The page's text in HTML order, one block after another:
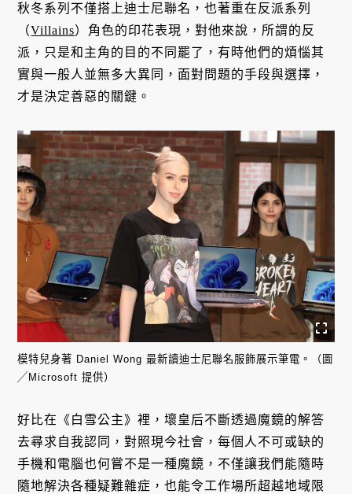
秋冬系列不僅搭上迪士尼聯名，也著重在反派系列
（Villains）角色的印花表現，對他來說，所謂的反
派，只是和主角的目的不同罷了，有時他們的煩惱其
實與一般人並無多大異同，面對問題的手段與選擇，
才是決定善惡的關鍵。
模特兒身著 Daniel Wong 最新讀迪士尼聯名服飾展示筆電。（圖
╱Microsoft 提供）
好比在《白雪公主》裡，壞皇后不斷透過魔鏡的解答
去尋求自我認同，對照現今社會，每個人不可或缺的
手機和電腦也何嘗不是一種魔鏡，不僅讓我們能隨時
隨地解決各種疑難雜症，也能令工作場所超越地域限